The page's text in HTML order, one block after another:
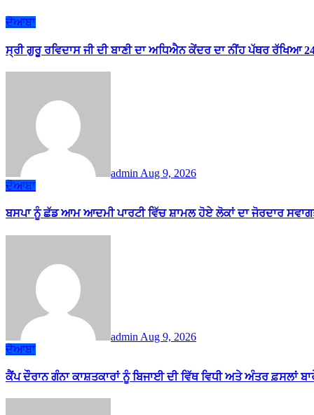
ਦੋਆਬਾ
ਸ੍ਰੀ ਗੁਰੂ ਰਵਿਦਾਸ ਜੀ ਦੀ ਬਾਣੀ ਦਾ ਅਧਿਐਨ ਕੇਂਦਰ ਦਾ ਨੀਂਹ ਪੱਥਰ ਰੱਖਿਆ
admin Aug 9, 2026
ਦੋਆਬਾ
ਬਸਪਾ ਨੂੰ ਛੱਡ ਆਮ ਆਦਮੀ ਪਾਰਟੀ ਵਿੱਚ ਸ਼ਾਮਲ ਹੋਏ ਲੋਕਾਂ ਦਾ ਜੋਰਦਾਰ
admin Aug 9, 2026
ਦੋਆਬਾ
ਕੈਂਪ ਦੌਰਾਨ ਗੰਨਾ ਕਾਸ਼ਤਕਾਰਾਂ ਨੂੰ ਬਿਜਾਈ ਦੀ ਵਿੱਥ ਵਿਧੀ ਅਤੇ ਅੰਤਰ ਫ਼ਸਲਾਂ